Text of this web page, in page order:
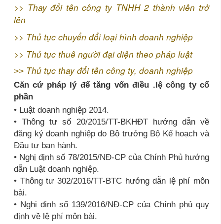
>> Thay đổi tên công ty TNHH 2 thành viên trở
lên
>> Thủ tục chuyển đổi loại hình doanh nghiệp
>> Thủ tục thuê người đại diện theo pháp luật
>> Thủ tục thay đổi tên công ty, doanh nghiệp
Căn cứ pháp lý để tăng vốn điều .lệ công ty cổ
phần
• Luật doanh nghiệp 2014.
• Thông tư số 20/2015/TT-BKHĐT hướng dẫn về
đăng ký doanh nghiệp do Bộ trưởng Bộ Kế hoạch và
Đầu tư ban hành.
• Nghị định số 78/2015/NĐ-CP của Chính Phủ hướng
dẫn Luật doanh nghiệp.
• Thông tư 302/2016/TT-BTC hướng dẫn lệ phí môn
bài.
• Nghị định số 139/2016/NĐ-CP của Chính phủ quy
định về lệ phí môn bài.